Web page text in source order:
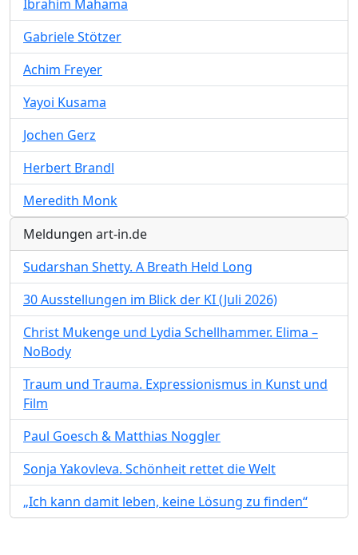
Ibrahim Mahama
Gabriele Stötzer
Achim Freyer
Yayoi Kusama
Jochen Gerz
Herbert Brandl
Meredith Monk
Meldungen art-in.de
Sudarshan Shetty. A Breath Held Long
30 Ausstellungen im Blick der KI (Juli 2026)
Christ Mukenge und Lydia Schellhammer. Elima –
NoBody
Traum und Trauma. Expressionismus in Kunst und
Film
Paul Goesch & Matthias Noggler
Sonja Yakovleva. Schönheit rettet die Welt
„Ich kann damit leben, keine Lösung zu finden“